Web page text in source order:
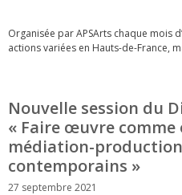
Organisée par APSArts chaque mois
actions variées en Hauts-de-France,
Nouvelle session du
« Faire œuvre
médiation-
contemporains »
27 septembre 2021